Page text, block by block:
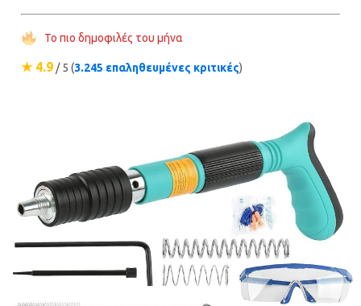
Το πιο δημοφιλές του μήνα
★ 4.9 / 5 (3.245 επαληθευμένες κριτικές)